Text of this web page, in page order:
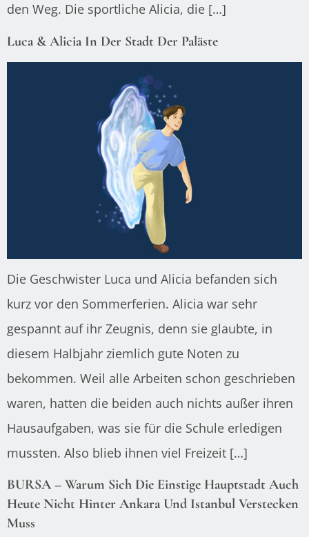
den Weg. Die sportliche Alicia, die […]
Luca & Alicia In Der Stadt Der Paläste
Die Geschwister Luca und Alicia befanden sich
kurz vor den Sommerferien. Alicia war sehr
gespannt auf ihr Zeugnis, denn sie glaubte, in
diesem Halbjahr ziemlich gute Noten zu
bekommen. Weil alle Arbeiten schon geschrieben
waren, hatten die beiden auch nichts außer ihren
Hausaufgaben, was sie für die Schule erledigen
mussten. Also blieb ihnen viel Freizeit […]
BURSA – Warum Sich Die Einstige Hauptstadt Auch
Heute Nicht Hinter Ankara Und Istanbul Verstecken
Muss